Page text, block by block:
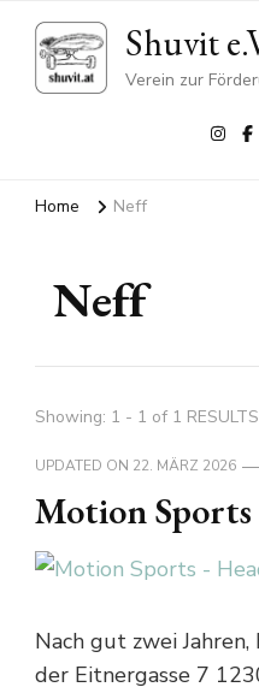
Shuvit
Verein zur
Home Neff
Neff
Showing: 1 - 1 of 1 RESULTS
UPDATED ON 22. MÄRZ 2026
Motion
Nach gut zwei
der Eitnergasse 7